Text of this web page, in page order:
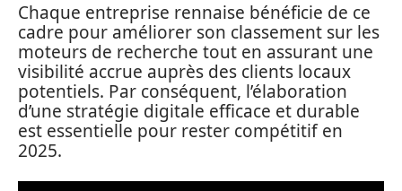
Chaque entreprise rennaise bénéficie de ce
cadre pour améliorer son classement sur les
moteurs de recherche tout en assurant une
visibilité accrue auprès des clients locaux
potentiels. Par conséquent, l’élaboration
d’une stratégie digitale efficace et durable
est essentielle pour rester compétitif en
2025.